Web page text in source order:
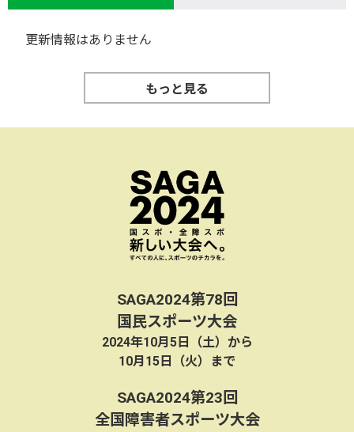
更新情報はありません
もっと見る
SAGA2024第78回
国民スポーツ大会
2024年10月5日（土）から
10月15日（火）まで
SAGA2024第23回
全国障害者スポーツ大会